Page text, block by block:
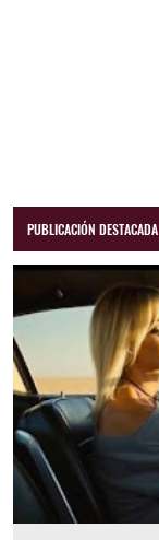
PUBLICACIÓN DESTACADA